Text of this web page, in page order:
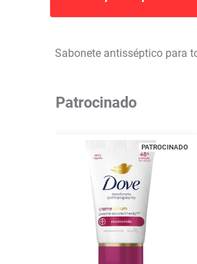
Sabonete antisséptico para
Patrocinado
PATROCINADO